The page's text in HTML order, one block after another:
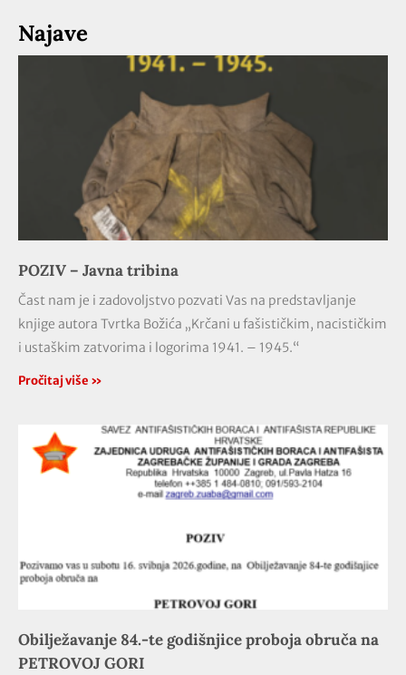
Najave
POZIV – Javna tribina
Čast nam je i zadovoljstvo pozvati Vas na predstavljanje
knjige autora Tvrtka Božića „Krčani u fašističkim, nacističkim
i ustaškim zatvorima i logorima 1941. – 1945.“
Pročitaj više »
Obilježavanje 84.-te godišnjice proboja obruča na
PETROVOJ GORI